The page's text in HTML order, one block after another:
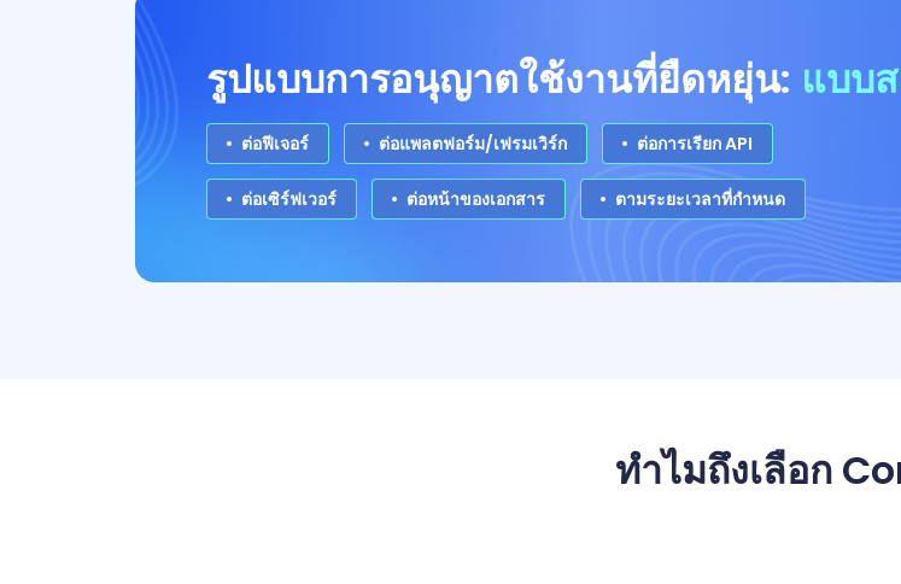
รูปแบบการอนุญาตใช้งานที่ยืดหยุ่น: แบบ
ต่อฟีเจอร์ ต่อแพลตฟอร์ม/เฟรมเวิร์ก ต่อการเรียก API
ต่อเซิร์ฟเวอร์ ต่อหน้าของเอกสาร ตามระยะเวลาที่กำหนด
ทำไมถึงเลือก